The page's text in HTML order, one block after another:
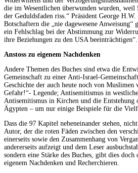
die im Wesentlichen überwunden wurden, weil
der Geduldsfaden riss.“ Präsident George H.W.
Botschaftern die „nie dagewesene Anweisung“
ein Fehlschlag bei der Abstimmung zur
ihre Beziehungen zu den USA beeinträchtigen“.
Anstoss zu eigenem Nachdenken
Andere Themen des Buches sind etwa die
Gemeinschaft zu einer Anti-Israel-
Geschichte der auch heute noch von
Gefahr!“- Legende; Antisemitismus in
Antisemitismus in Kirchen und die Entstehung
Ägypten – um nur einige Beispiele für die
Dass die 97 Kapitel nebeneinander stehen,
Autor, der die roten Fäden zwischen den
einerseits sowie den Zusammenhang von
andererseits aufzeigt und dem Leser
sondern eine Stärke des Buches, gibt dies doch
eigenem Nachdenken und Recherchieren.